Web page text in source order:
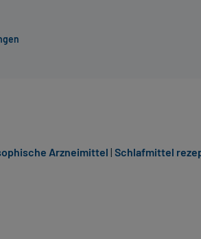
Arzneimittel | Schlafmittel